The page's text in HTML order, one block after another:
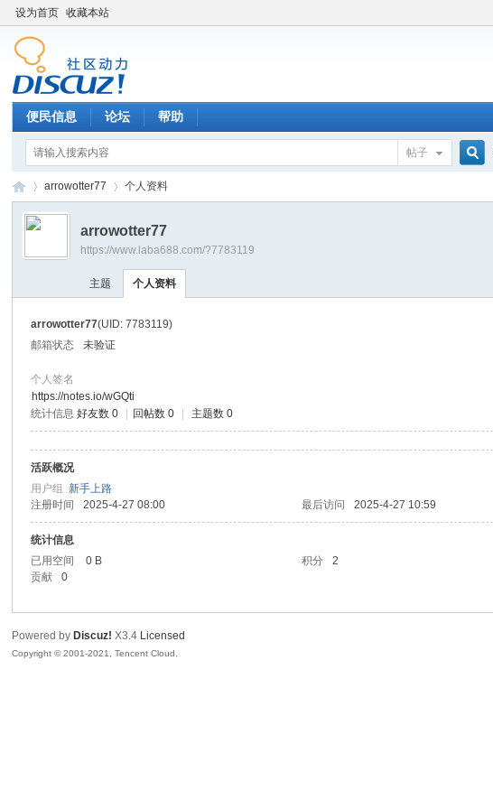
设为首页 收藏本站
便民信息 论坛 帮助
帖子
›
arrowotter77 个人资料
arrowotter77
https://www.laba688.com/?7783119
主题 个人资料
arrowotter77(UID: 7783119)
邮箱状态
未验证
个人签名
https://notes.io/wGQti
统计信息 好友数 0 回帖数 0 主题数 0
活跃概况
用户组新手上路
注册时间
2025-4-27 08:00 最后访问 2025-4-27 10:59
统计信息
已用空间
0 B 积分 2
贡献
0
Powered by Discuz! X3.4 Licensed
Copyright © 2001-2021, Tencent Cloud.